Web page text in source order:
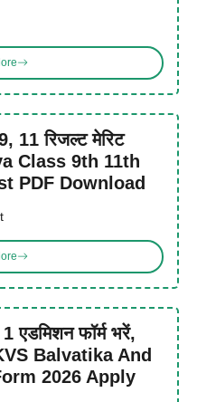
11 रिजल्ट मेरिट
Class 9th 11th
PDF Download
एडमिशन फॉर्म भरें,
Balvatika And
2026 Apply